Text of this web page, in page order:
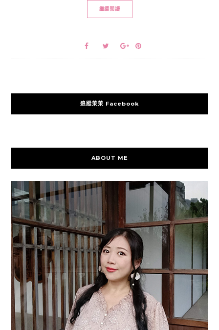
繼續閱讀
追蹤茉茉 Facebook
ABOUT ME